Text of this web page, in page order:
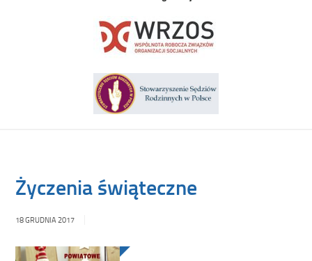
Życzenia świąteczne
18 GRUDNIA 2017